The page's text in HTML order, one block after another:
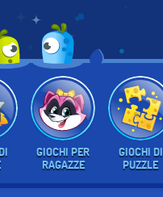
GIOCHI PER
RAGAZZE
GIOCHI DI
PUZZLE